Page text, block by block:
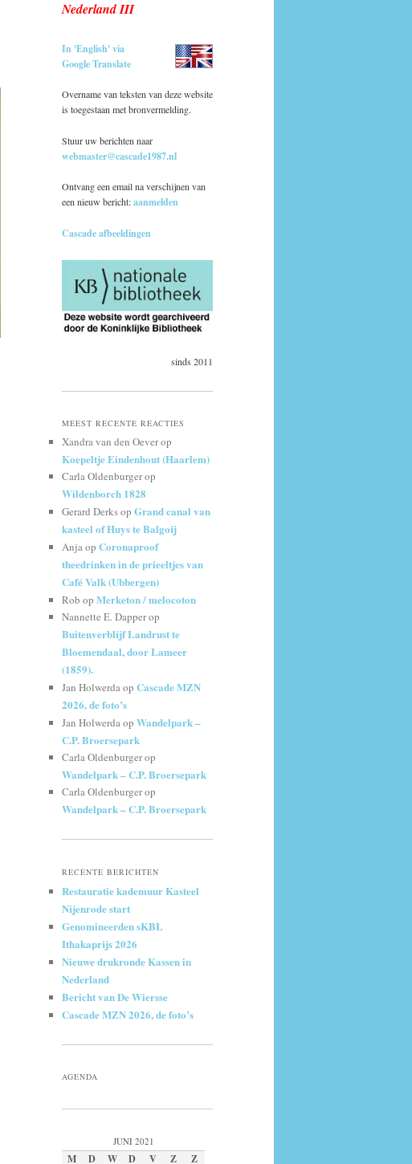
Nederland III
In 'English' via
Google Translate
Overname van teksten van deze website
is toegestaan met bronvermelding.
Stuur uw berichten naar
webmaster@cascade1987.nl
Ontvang een email na verschijnen van
een nieuw bericht:aanmelden
Cascade afbeeldingen
sinds 2011
MEEST RECENTE REACTIES
Xandra van den Oeverop
Koepeltje Eindenhout (Haarlem)
Carla Oldenburgerop
Wildenborch 1828
Gerard Derksop Grand canal van
kasteel of Huys te Balgoij
Anjaop Coronaproof
theedrinken in de prieeltjes van
Café Valk (Ubbergen)
Rob op Merketon / melocoton
Nannette E. Dapperop
Buitenverblijf Landrust te
Bloemendaal, door Lameer
(1859).
Jan Holwerdaop Cascade MZN
2026, de foto’s
Jan Holwerdaop Wandelpark –
C.P. Broersepark
Carla Oldenburgerop
Wandelpark – C.P. Broersepark
Carla Oldenburgerop
Wandelpark – C.P. Broersepark
RECENTE BERICHTEN
Restauratie kademuur Kasteel
Nijenrode start
Genomineerden sKBL
Ithakaprijs 2026
Nieuwe drukronde Kassen in
Nederland
Bericht van De Wiersse
Cascade MZN 2026, de foto’s
AGENDA
JUNI 2021
M D W D V Z Z